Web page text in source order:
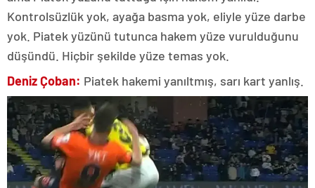
Kontrolsüzlük yok, ayağa basma yok, eliyle yüze darbe
yok. Piatek yüzünü tutunca hakem yüze vurulduğunu
düşündü. Hiçbir şekilde yüze temas yok.
Deniz Çoban: Piatek hakemi yanıltmış, sarı kart yanlış.